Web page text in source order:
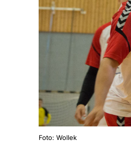
Foto: Wollek